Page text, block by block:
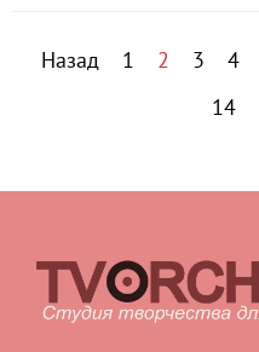
Назад 1 2 3 4
14